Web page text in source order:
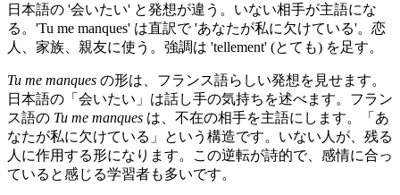
日本語の '会いたい' と発想が違う。いない相手が主語にな
る。'Tu me manques' は直訳で 'あなたが私に欠けている'。恋
人、家族、親友に使う。強調は 'tellement' (とても) を足す。
Tu me manques の形は、フランス語らしい発想を見せます。
日本語の「会いたい」は話し手の気持ちを述べます。フラン
ス語の Tu me manques は、不在の相手を主語にします。「あ
なたが私に欠けている」という構造です。いない人が、残る
人に作用する形になります。この逆転が詩的で、感情に合っ
ていると感じる学習者も多いです。